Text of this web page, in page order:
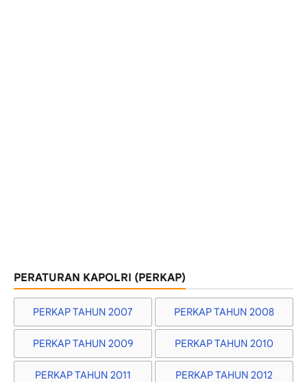
PERATURAN KAPOLRI (PERKAP)
PERKAP TAHUN 2007 PERKAP TAHUN 2008
PERKAP TAHUN 2009 PERKAP TAHUN 2010
PERKAP TAHUN 2011 PERKAP TAHUN 2012